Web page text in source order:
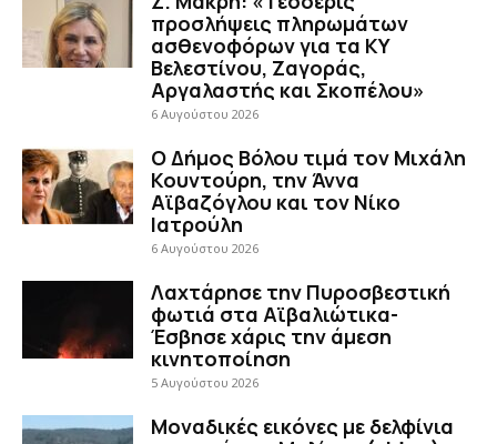
προσλήψεις πληρωμάτων
ασθενοφόρων για τα ΚΥ
Βελεστίνου, Ζαγοράς,
Αργαλαστής και Σκοπέλου»
6 Αυγούστου 2026
Ο Δήμος Βόλου τιμά τον Μιχάλη
Κουντούρη, την Άννα
Αϊβαζόγλου και τον Νίκο
Ιατρούλη
6 Αυγούστου 2026
Λαχτάρησε την Πυροσβεστική
φωτιά στα Αϊβαλιώτικα-
Έσβησε χάρις την άμεση
κινητοποίηση
5 Αυγούστου 2026
Μοναδικές εικόνες με δελφίνια